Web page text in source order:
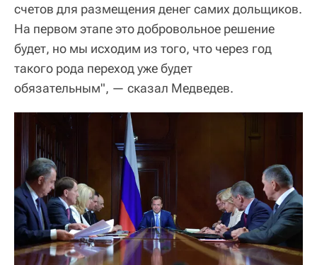
счетов для размещения денег самих дольщиков.
На первом этапе это добровольное решение
будет, но мы исходим из того, что через год
такого рода переход уже будет
обязательным", — сказал Медведев.